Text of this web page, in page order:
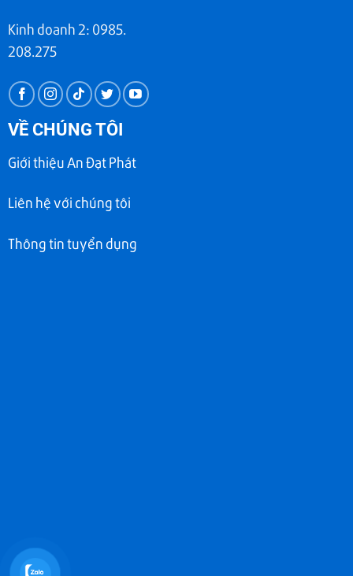
Kinh doanh 2: 0985.
208.275
VỀ CHÚNG TÔI
Giới thiệu An Đạt Phát
Liên hệ với chúng tôi
Thông tin tuyển dụng